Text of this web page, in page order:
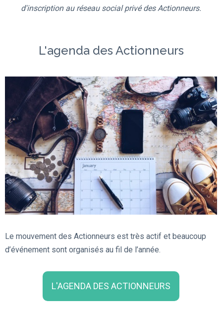
d'inscription au réseau social privé des Actionneurs.
L'agenda des Actionneurs
Le mouvement des Actionneurs est très actif et beaucoup
d’événement sont organisés au fil de l’année.
L'AGENDA DES ACTIONNEURS